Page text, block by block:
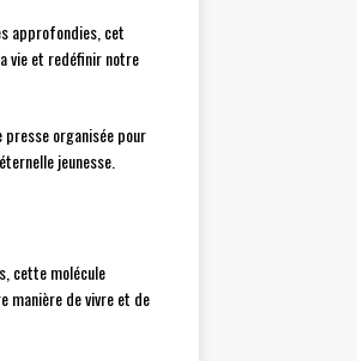
approfondies, cet
vie et redéfinir notre
presse organisée pour
jeunesse.
cette molécule
manière de vivre et de